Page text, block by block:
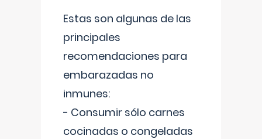
Estas son algunas de las
principales
recomendaciones para
embarazadas no
inmunes:
- Consumir sólo carnes
cocinadas o congeladas